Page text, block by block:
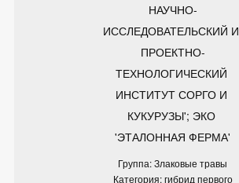
НАУЧНО-
ИССЛЕДОВАТЕЛЬСКИЙ И
ПРОЕКТНО-
ТЕХНОЛОГИЧЕСКИЙ
ИНСТИТУТ СОРГО И
КУКУРУЗЫ'; ЭКО
'ЭТАЛОННАЯ ФЕРМА'
Группа: Злаковые травы
Категория: гибрид первого